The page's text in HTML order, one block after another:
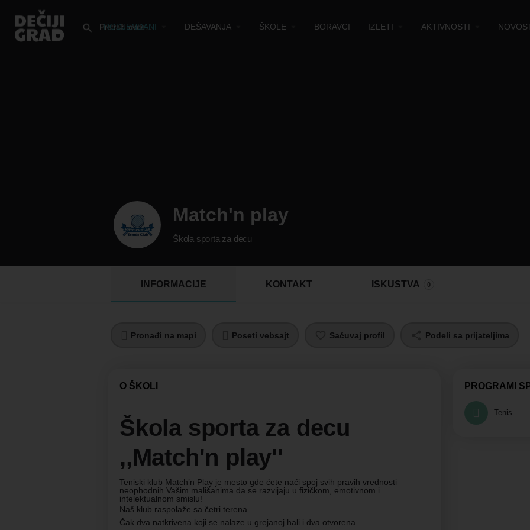
RODJENDANI DEŠAVANJA ŠKOLE BORAVCI IZLETI AKTIVNOSTI
Match'n play
Škola sporta za decu
INFORMACIJE KONTAKT ISKUSTVA 0
Pronađi na mapi Poseti vebsajt Sačuvaj profil Podeli sa prijateljima
O ŠKOLI
Škola sporta za decu
,,Match'n play''
Teniski klub Match’n Play je mesto gde ćete naći spoj svih pravih vrednosti
neophodnih Vašim mališanima da se razvijaju u fizičkom, emotivnom i
intelektualnom smislu!
Naš klub raspolaže sa četri terena.
Čak dva natkrivena koji se nalaze u grejanoj hali i dva otvorena.
PROGRAMI
Tenis